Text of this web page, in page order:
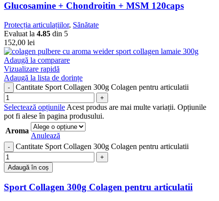
Glucosamine + Chondroitin + MSM 120caps
Protecția articulațiilor, Sănătate
Evaluat la 4.85 din 5
152,00 lei
Adaugă la comparare
Vizualizare rapidă
Adaugă la lista de dorințe
Cantitate Sport Collagen 300g Colagen pentru articulatii
Selectează opțiunile Acest produs are mai multe variații. Opțiunile
pot fi alese în pagina produsului.
Aroma
Anulează
Cantitate Sport Collagen 300g Colagen pentru articulatii
Adaugă în coș
Sport Collagen 300g Colagen pentru articulatii